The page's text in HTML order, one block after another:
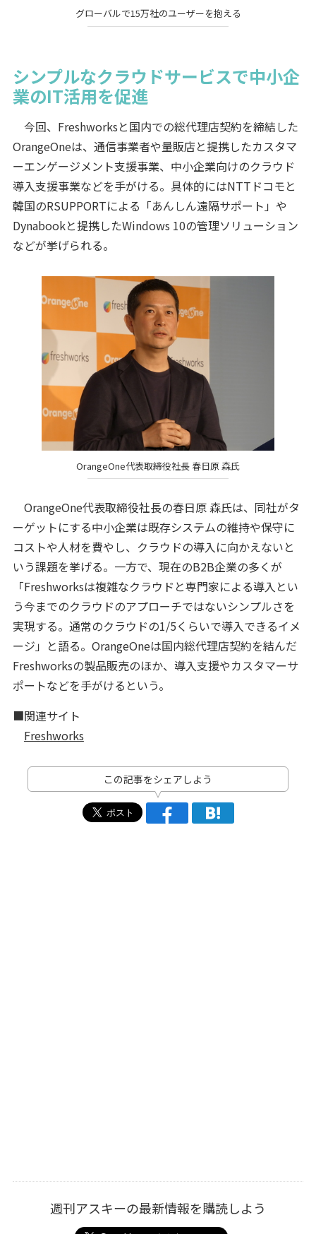
グローバルで15万社のユーザーを抱える
シンプルなクラウドサービスで中小企
業のIT活用を促進
今回、Freshworksと国内での総代理店契約を締結した
OrangeOneは、通信事業者や量販店と提携したカスタマ
ーエンゲージメント支援事業、中小企業向けのクラウド
導入支援事業などを手がける。具体的にはNTTドコモと
韓国のRSUPPORTによる「あんしん遠隔サポート」や
Dynabookと提携したWindows 10の管理ソリューション
などが挙げられる。
OrangeOne代表取締役社長 春日原 森氏
OrangeOne代表取締役社長の春日原 森氏は、同社がタ
ーゲットにする中小企業は既存システムの維持や保守に
コストや人材を費やし、クラウドの導入に向かえないと
いう課題を挙げる。一方で、現在のB2B企業の多くが
「Freshworksは複雑なクラウドと専門家による導入とい
う今までのクラウドのアプローチではないシンプルさを
実現する。通常のクラウドの1/5くらいで導入できるイメ
ージ」と語る。OrangeOneは国内総代理店契約を結んだ
Freshworksの製品販売のほか、導入支援やカスタマーサ
ポートなどを手がけるという。
■関連サイト
Freshworks
この記事をシェアしよう
週刊アスキーの最新情報を購読しよう